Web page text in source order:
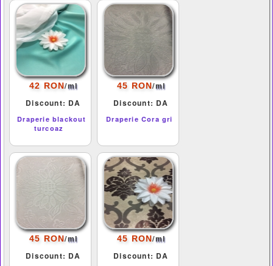
42 RON/ml
Discount: DA
Draperie blackout
turcoaz
45 RON/ml
Discount: DA
Draperie Cora gri
45 RON/ml
Discount: DA
45 RON/ml
Discount: DA